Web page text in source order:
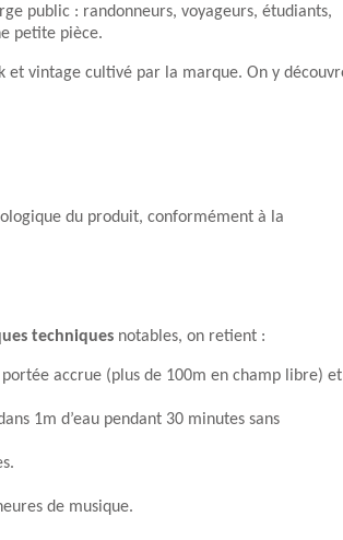
public : randonneurs, voyageurs, étudiants,
petite pièce.
et vintage cultivé par la marque. On y
du produit, conformément à la
techniques notables, on retient :
accrue (plus de 100m en champ libre) et
1m d’eau pendant 30 minutes sans
de musique.